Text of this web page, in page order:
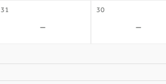
30
-
31
-